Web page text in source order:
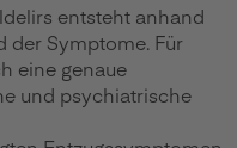
entsteht anhand
der Symptome. Für
eine genaue
und psychiatrische